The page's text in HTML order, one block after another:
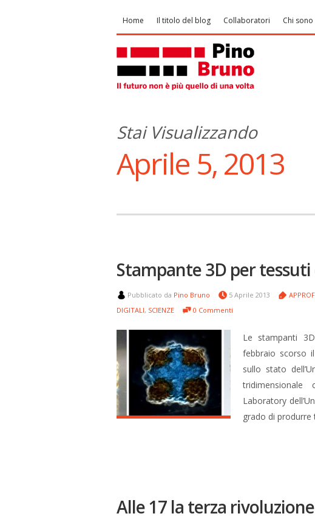
Home Il titolo del blog Collaboratori Chi sono
Stai Visualizzando
Aprile 5, 2013
Stampante 3D per
Pubblicato da Pino Bruno 5 Aprile 2013
DIGITALI, SCIENZE 0 Commenti
Le stampanti
febbraio scorso
sullo stato
Laboratory
grado di
Alle 17 la terza